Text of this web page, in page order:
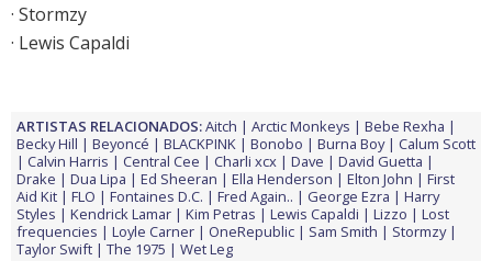
· Stormzy
· Lewis Capaldi
ARTISTAS RELACIONADOS:Aitch Arctic Monkeys
Bebe Rexha
Becky Hill
Beyoncé BLACKPINK Bonobo Burna Boy
Calum Scott
Calvin Harris
Central Cee Charli xcx Dave
David Guetta
Drake
Dua Lipa Ed Sheeran Ella Henderson Elton John
First
Aid Kit
FLO Fontaines D.C. Fred Again.. George Ezra
Harry
Styles
Kendrick Lamar Kim Petras Lewis Capaldi Lizzo
Lost
frequencies
Loyle Carner OneRepublic Sam Smith
Stormzy
Taylor Swift
The 1975 Wet Leg